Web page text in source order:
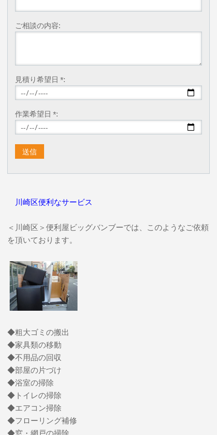
ご相談の内容:
見積り希望日 *:
作業希望日 *:
川崎区便利なサービス
＜川崎区＞便利屋ビッグバンブーでは、このようなご依頼
を頂いております。
◆粗大ゴミの搬出
◆家具類の移動
◆不用品の回収
◆部屋の片づけ
◆浴室の掃除
◆トイレの掃除
◆エアコン掃除
◆フローリング補修